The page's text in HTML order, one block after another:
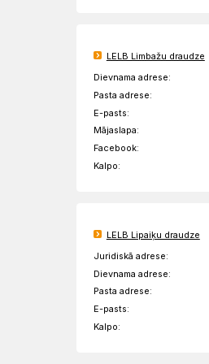
LELB Limbažu draudze
Dievnama adrese:
Pasta adrese:
E-pasts:
Mājaslapa:
Facebook:
Kalpo:
LELB Lipaiķu draudze
Juridiskā adrese:
Dievnama adrese:
Pasta adrese:
E-pasts:
Kalpo: